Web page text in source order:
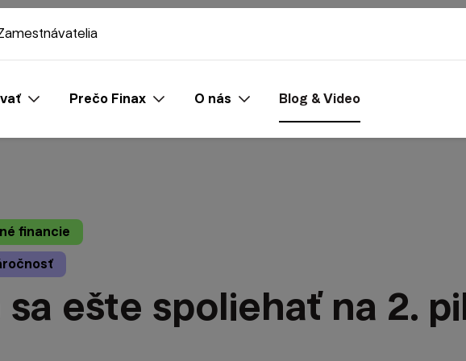
Prečo Finax O nás Blog & Video
financie
sa ešte spoliehať na 2.